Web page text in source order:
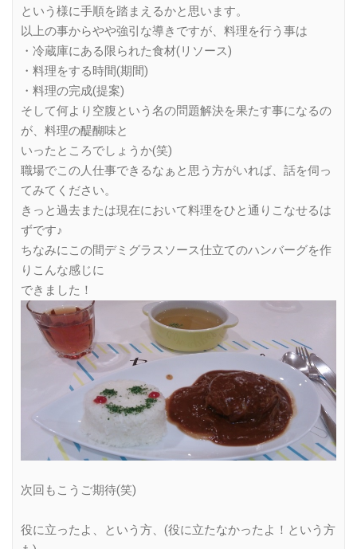
という様に手順を踏まえるかと思います。
以上の事からやや強引な導きですが、料理を行う事は
・冷蔵庫にある限られた食材(リソース)
・料理をする時間(期間)
・料理の完成(提案)
そして何より空腹という名の問題解決を果たす事になるの
が、料理の醍醐味と
いったところでしょうか(笑)
職場でこの人仕事できるなぁと思う方がいれば、話を伺っ
てみてください。
きっと過去または現在において料理をひと通りこなせるは
ずです♪
ちなみにこの間デミグラスソース仕立てのハンバーグを作
りこんな感じに
できました！
次回もこうご期待(笑)
役に立ったよ、という方、(役に立たなかったよ！という方